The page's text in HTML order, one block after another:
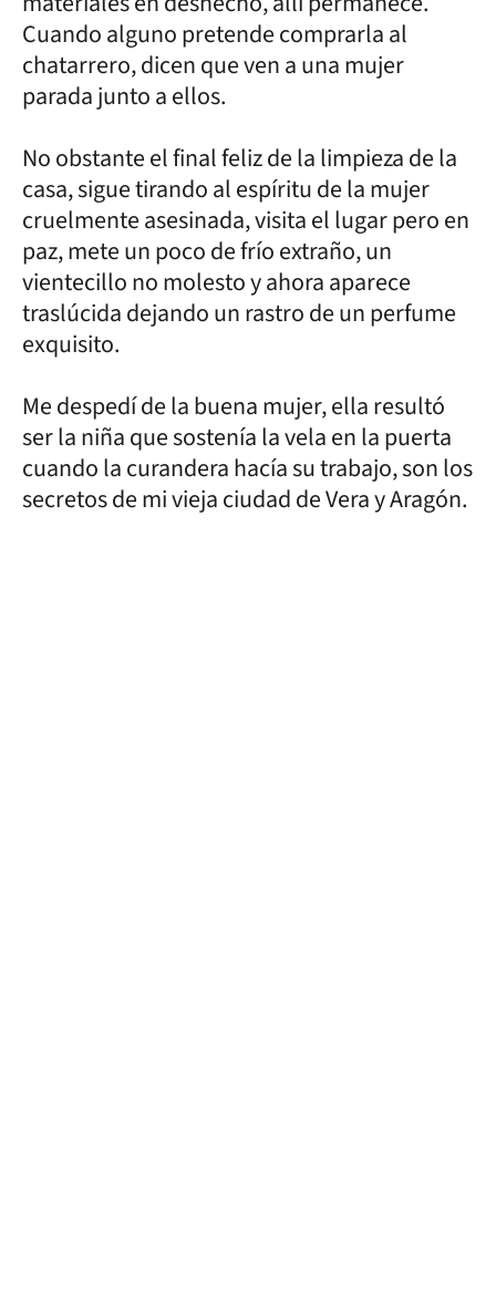
Cuando alguno pretende comprarla al
chatarrero, dicen que ven a una mujer
parada junto a ellos.
No obstante el final feliz de la limpieza de la
casa, sigue tirando al espíritu de la mujer
cruelmente asesinada, visita el lugar pero en
paz, mete un poco de frío extraño, un
vientecillo no molesto y ahora aparece
traslúcida dejando un rastro de un perfume
exquisito.
Me despedí de la buena mujer, ella resultó
ser la niña que sostenía la vela en la puerta
cuando la curandera hacía su trabajo, son los
secretos de mi vieja ciudad de Vera y Aragón.